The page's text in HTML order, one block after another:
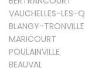
VAUCHELLES-LES-
BLANGY-TRONVILLE
MARICOURT
POULAINVILLE
BEAUVAL